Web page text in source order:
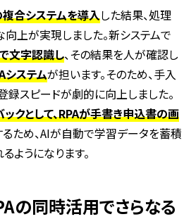
合システムを導入した結果、処理
上が実現しました。新システムで
文字認識し、その結果を人が確認し
システムが担います。そのため、手入
録スピードが劇的に向上しました。
クとして、RPAが手書き申込書の画
ため、AIが自動で学習データを蓄積
ようになります。
の同時活用でさらなる